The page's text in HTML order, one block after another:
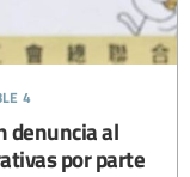
4
denuncia al
por parte